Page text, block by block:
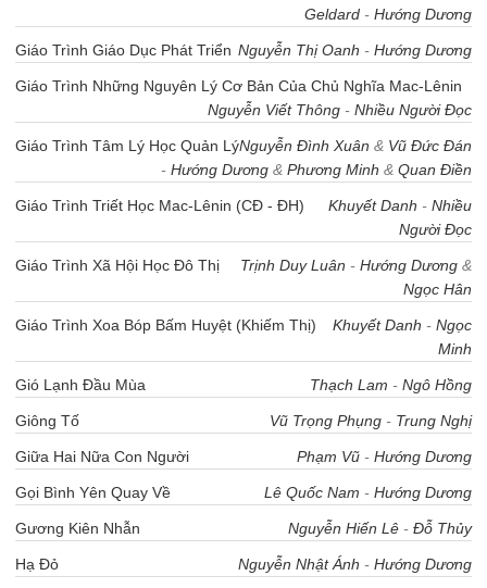
Geldard - Hướng Dương
Giáo Trình Giáo Dục Phát Triển Nguyễn Thị Oanh - Hướng Dương
Giáo Trình Những Nguyên Lý Cơ Bản Của Chủ Nghĩa Mac-Lênin
Nguyễn Viết Thông - Nhiều Người Đọc
Giáo Trình Tâm Lý Học Quản LýNguyễn Đình Xuân & Vũ Đức Đán
- Hướng Dương & Phương Minh & Quan Điền
Giáo Trình Triết Học Mac-Lênin (CĐ - ĐH) Khuyết Danh - Nhiều
Người Đọc
Giáo Trình Xã Hội Học Đô Thị Trịnh Duy Luân - Hướng Dương &
Ngọc Hân
Giáo Trình Xoa Bóp Bấm Huyệt (Khiếm Thị) Khuyết Danh - Ngọc
Minh
Gió Lạnh Đầu Mùa Thạch Lam - Ngô Hồng
Giông Tố Vũ Trọng Phụng - Trung Nghị
Giữa Hai Nữa Con Người Phạm Vũ - Hướng Dương
Gọi Bình Yên Quay Về Lê Quốc Nam - Hướng Dương
Gương Kiên Nhẫn Nguyễn Hiến Lê - Đỗ Thủy
Hạ Đỏ Nguyễn Nhật Ánh - Hướng Dương